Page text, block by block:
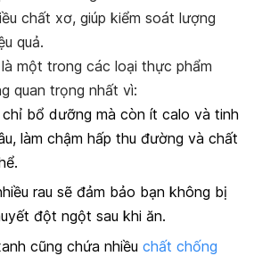
chất xơ, giúp kiểm soát lượng
quả.
một trong các loại thực phẩm
quan trọng nhất vì:
chỉ bổ dưỡng mà còn ít calo và tinh
làm chậm hấp thu đường và chất
rau sẽ đảm bảo bạn không bị
đột ngột sau khi ăn.
cũng chứa nhiều chất chống